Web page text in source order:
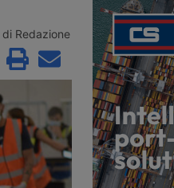
britannico. Nascerà
piattaforma
con la chiusura
metà del 2027.
avvio
di Redazione